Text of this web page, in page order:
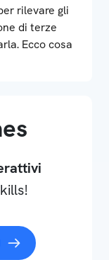
rilevare gli
di terze
Ecco cosa